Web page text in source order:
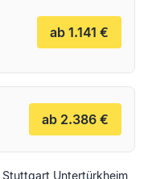
ab 1.141 €
ab 2.386 €
Stuttgart Untertürkheim